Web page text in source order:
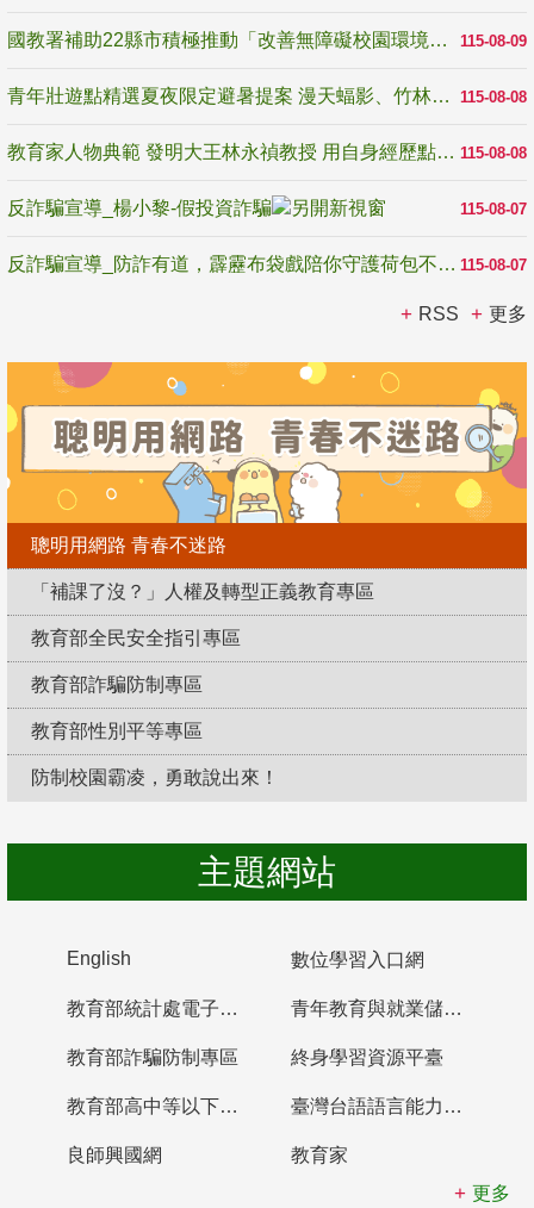
115-08-09
國教署補助22縣市積極推動「改善無障礙校園環境計畫」 打造友善、安全、無礙學習空間
115-08-08
青年壯遊點精選夏夜限定避暑提案 漫天蝠影、竹林尋蛙、茶香夜觀 邀青年暮色出發
115-08-08
教育家人物典範 發明大王林永禎教授 用自身經歷點亮學生的路
115-08-07
反詐騙宣導_楊小黎-假投資詐騙
115-08-07
反詐騙宣導_防詐有道，霹靂布袋戲陪你守護荷包不受騙
RSS 更多
聰明用網路 青春不迷路
「補課了沒？」人權及轉型正義教育專區
教育部全民安全指引專區
教育部詐騙防制專區
教育部性別平等專區
防制校園霸凌，勇敢說出來！
主題網站
English 數位學習入口網
教育部統計處電子書櫃 青年教育與就業儲蓄帳戶
教育部詐騙防制專區 終身學習資源平臺
教育部高中等以下學校及幼兒園教師資格檢定考試 臺灣台語語言能力認證網站
良師興國網
教育家
更多